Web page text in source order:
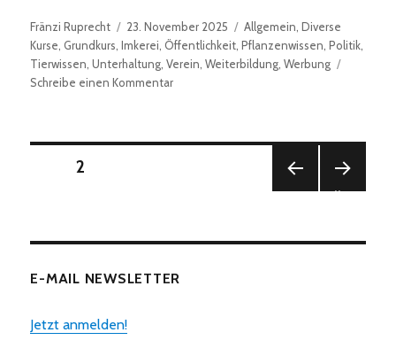
Autor
Fränzi Ruprecht
Veröffentlicht
am
23. November 2025 Kategorien
Allgemein ,Diverse
Kurse Grundkurs ,Imkerei Öffentlichkeit ,Pflanzenwissen ,Politik
Tierwissen ,Unterhaltung ,Verein ,Weiterbildung ,Werbung
Schreibe einen Kommentarzu
Seitennummerierung
Beiträge
SEITE
SEITE2
E-MAIL NEWSLETTER
Jetzt anmelden!